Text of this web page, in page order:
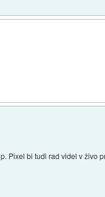
Pixel bi tudi rad videl v živo